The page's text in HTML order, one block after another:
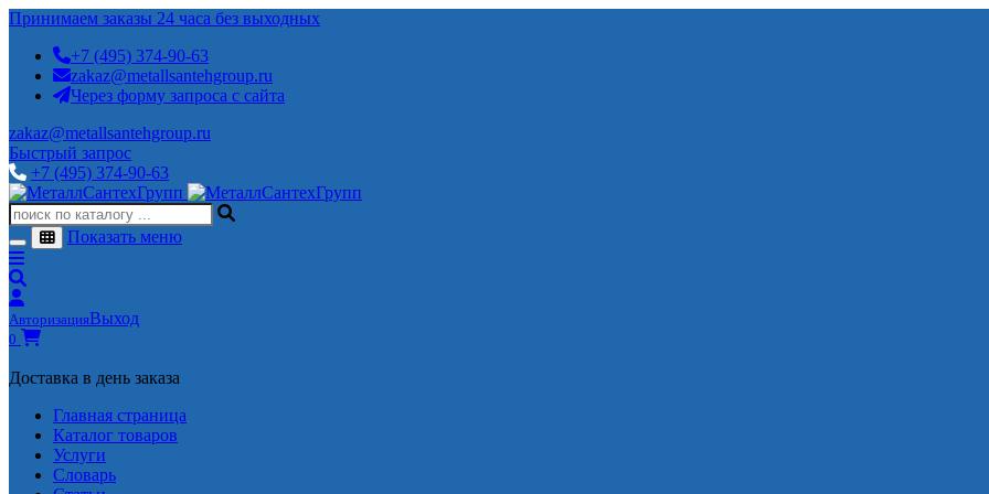
Принимаем заказы 24 часа без выходных
+7 (495) 374-90-63
zakaz@metallsantehgroup.ru
Через форму запроса с сайта
zakaz@metallsantehgroup.ru
Быстрый запрос
+7 (495) 374-90-63
Показать меню
АвторизацияВыход
0
Доставка в день заказа
Главная страница
Каталог товаров
Услуги
Словарь